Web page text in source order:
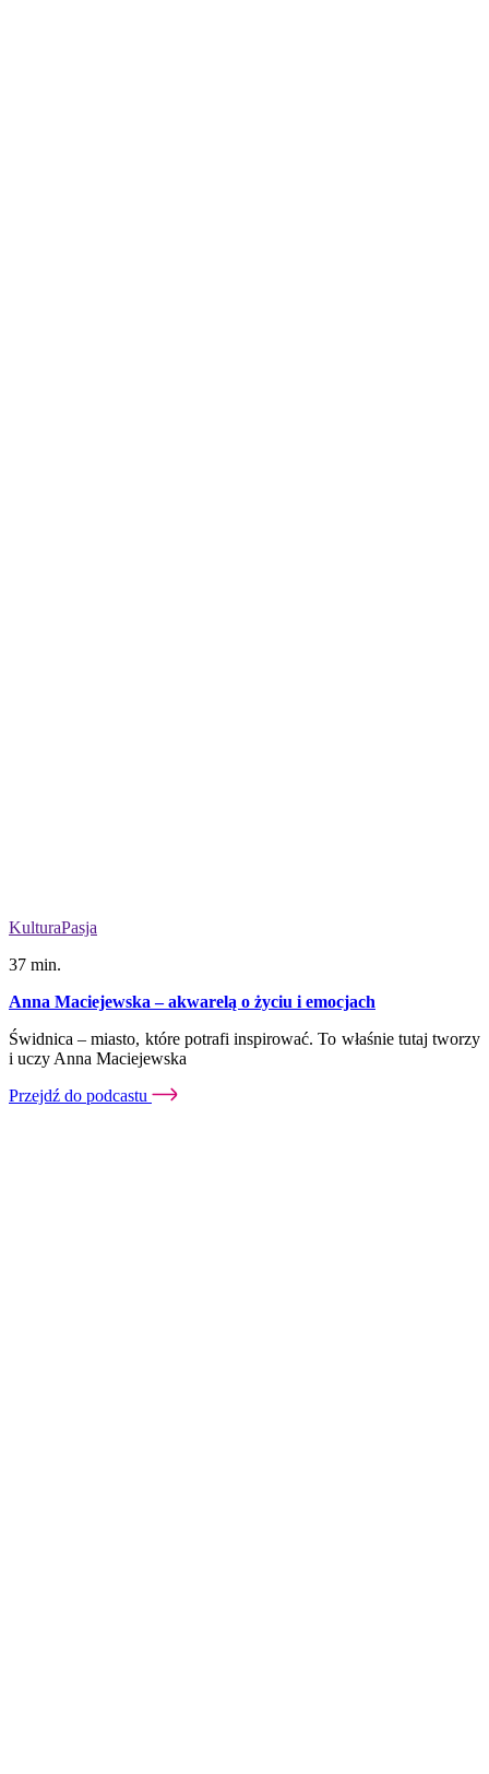
KulturaPasja
37 min.
Anna Maciejewska – akwarelą o życiu i emocjach
Świdnica – miasto, które potrafi inspirować. To właśnie tutaj tworzy
i uczy Anna Maciejewska
Przejdź do podcastu